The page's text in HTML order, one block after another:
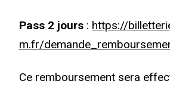
Pass 2 jours : https://
m.fr/
Ce remboursement sera